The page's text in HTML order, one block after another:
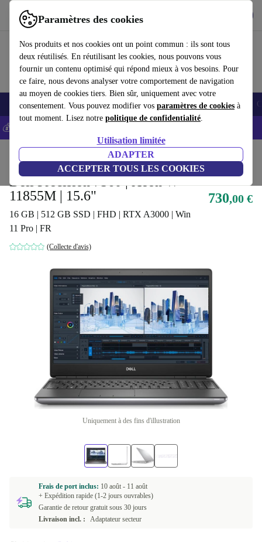
Paramètres des cookies
Nos produits et nos cookies ont un point commun : ils sont tous
deux réutilisés. En réutilisant les cookies, nous pouvons vous
fournir un contenu optimisé qui répond mieux à vos besoins. Pour
ce faire, nous devons analyser votre comportement de navigation
au moyen de cookies tiers. Bien sûr, uniquement avec votre
consentement. Vous pouvez modifier vos paramètres de cookies à
tout moment. Lisez notre politique de confidentialité.
Utilisation limitée
ADAPTER
ACCEPTER TOUS LES COOKIES
Utilisez refurbed rapidement et facilement
Smartphones Laptops Tablettes Montres connectées Accessoires
💰-5% EXTRA sur les iPhones – Code: IPHONEDEAL -
Ordinateurs portables Ordinateurs portables Dell
Dell Precision 7560 | Xeon W-
11855M | 15.6"
16 GB | 512 GB SSD | FHD | RTX A3000 | Win
11 Pro | FR
(Collecte d'avis)
730,00 €
Uniquement à des fins d'illustration
Frais de port inclus: 10 août - 11 août
+ Expédition rapide (1-2 jours ouvrables)
Garantie de retour gratuit sous 30 jours
Livraison incl. :
Adaptateur secteur